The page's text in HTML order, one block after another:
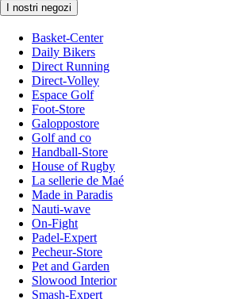
I nostri negozi
Basket-Center
Daily Bikers
Direct Running
Direct-Volley
Espace Golf
Foot-Store
Galoppostore
Golf and co
Handball-Store
House of Rugby
La sellerie de Maé
Made in Paradis
Nauti-wave
On-Fight
Padel-Expert
Pecheur-Store
Pet and Garden
Slowood Interior
Smash-Expert